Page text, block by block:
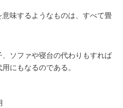
味するようなものは、すべて畳
ソファや寝台の代わりもすれば
にもなるのである。